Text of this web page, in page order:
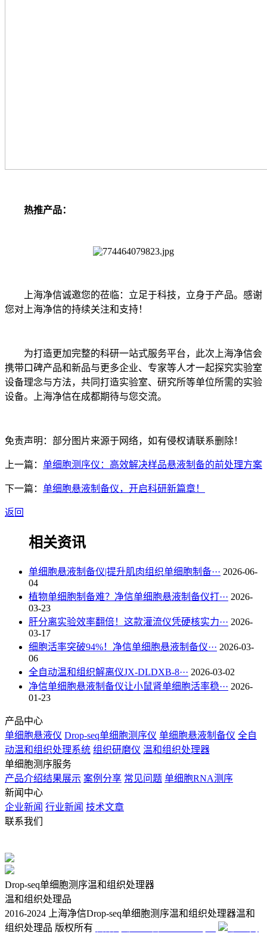
热推产品：
上海净信诚邀您的莅临：立足于科技，立身于产品。感谢
您对上海净信的持续关注和支持！
为打造更加完整的科研一站式服务平台，此次上海净信会
携带口碑产品和新品与更多企业、专家等人才一起探究实验室
设备理念与方法，共同打造实验室、研究所等单位所需的实验
设备。上海净信在成都期待与您交流。
免责声明：部分图片来源于网络，如有侵权请联系删除！
上一篇： 单细胞测序仪：高效解决样品悬液制备的前处理方案
下一篇： 单细胞悬液制备仪，开启科研新篇章！
返回
相关资讯
单细胞悬液制备仪|提升肌肉组织单细胞制备··· 2026-06-
04
植物单细胞制备难？净信单细胞悬液制备仪打··· 2026-
03-23
肝分离实验效率翻倍！这款灌流仪凭硬核实力··· 2026-
03-17
细胞活率突破94%！净信单细胞悬液制备仪··· 2026-03-
06
全自动温和组织解离仪JX-DLDXB-8··· 2026-03-02
净信单细胞悬液制备仪让小鼠肾单细胞活率稳··· 2026-
01-23
产品中心
单细胞悬液仪 Drop-seq单细胞测序仪 单细胞悬液制备仪 全自
动温和组织处理系统 组织研磨仪 温和组织处理器
单细胞测序服务
产品介绍结果展示 案例分享 常见问题 单细胞RNA测序
新闻中心
企业新闻 行业新闻 技术文章
联系我们
Drop-seq单细胞测序温和组织处理器
温和组织处理品
2016-2024 上海净信Drop-seq单细胞测序温和组织处理器温和
组织处理品 版权所有